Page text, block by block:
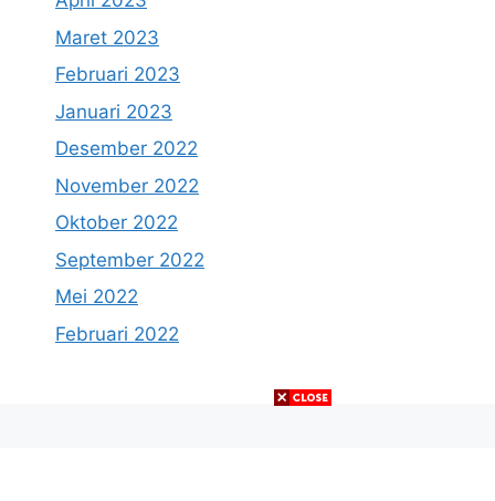
Maret 2023
Februari 2023
Januari 2023
Desember 2022
November 2022
Oktober 2022
September 2022
Mei 2022
Februari 2022